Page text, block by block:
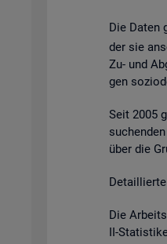
Die Daten
der sie
Zu- und
gen
Seit 2005
über die
Die
II-